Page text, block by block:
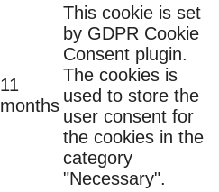
11
months
This cookie is set
by GDPR Cookie
Consent plugin.
The cookies is
used to store the
user consent for
the cookies in the
category
"Necessary".